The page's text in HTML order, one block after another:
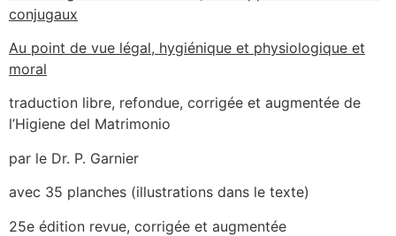
conjugaux‎
Au point de vue légal, hygiénique et physiologique et
moral
traduction libre, refondue, corrigée et augmentée de
l’Higiene del Matrimonio
par le Dr. P. Garnier
avec 35 planches (illustrations dans le texte)
25e édition revue, corrigée et augmentée